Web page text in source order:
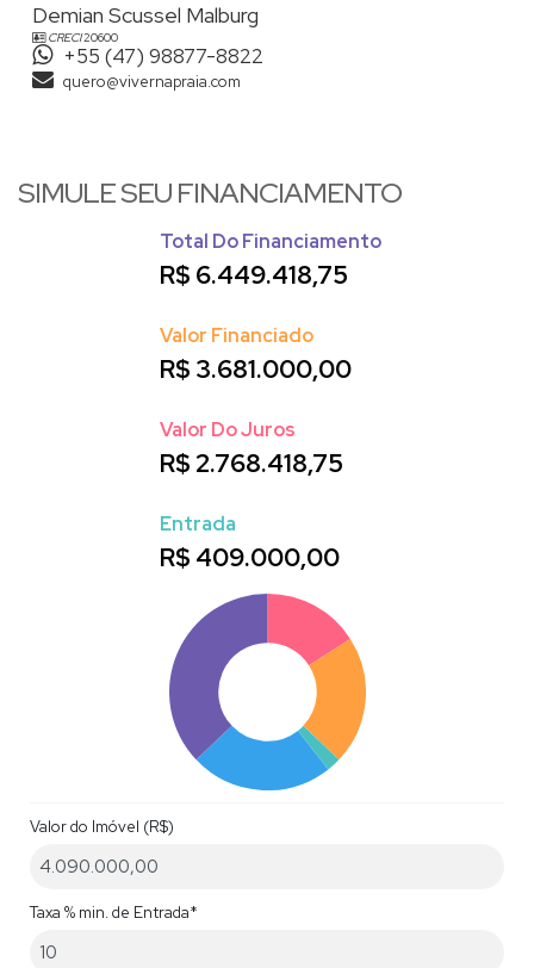
Demian Scussel Malburg
CRECI20600
+55 (47) 98877-8822
quero@vivernapraia.com
SIMULE SEU FINANCIAMENTO
Total Do Financiamento
R$ 6.449.418,75
Valor Financiado
R$ 3.681.000,00
Valor Do Juros
R$2.768.418,75
Entrada
R$ 409.000,00
Valor do Imóvel (R$)
Taxa % min. de Entrada*